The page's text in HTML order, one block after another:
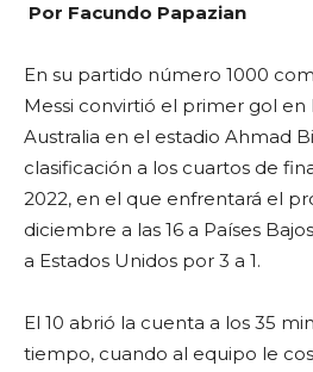
Por Facundo Papazian
En su partido número 1000
Messi convirtió el primer gol en
Australia en el estadio Ahmad
clasificación a los cuartos de
2022, en el que enfrentará el
diciembre a las 16 a Países
a Estados Unidos por 3 a 1.
El 10 abrió la cuenta a los 35
tiempo, cuando al equipo le